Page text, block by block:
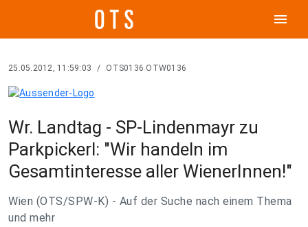
menu
25.05.2012, 11:59:03 / OTS0136 OTW0136
Wr. Landtag - SP-Lindenmayr zu
Parkpickerl: "Wir handeln im
Gesamtinteresse aller WienerInnen!"
Wien (OTS/SPW-K) - Auf der Suche nach einem Thema
und mehr